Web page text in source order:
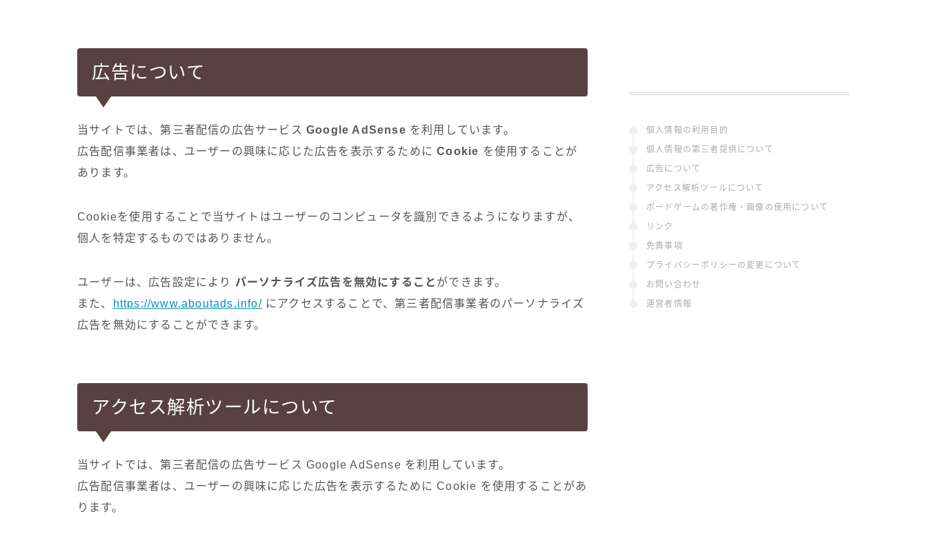
広告について
当サイトでは、第三者配信の広告サービス Google AdSense を利用しています。
広告配信事業者は、ユーザーの興味に応じた広告を表示するためにCookie を使用することが
あります。
Cookieを使用することで当サイトはユーザーのコンピュータを識別できるようになりますが、
個人を特定するものではありません。
ユーザーは、広告設定により パーソナライズ広告を無効にすること ができます。
また、
https://www.aboutads.info/にアクセスすることで、第三者配信事業者のパーソナライズ
広告を無効にすることができます。
アクセス解析ツールについて
当サイトでは、第三者配信の広告サービス Google AdSense を利用しています。
広告配信事業者は、ユーザーの興味に応じた広告を表示するために Cookie を使用することがあ
ります。
個人情報の利用目的
個人情報の第三者提供について
広告について
アクセス解析ツールについて
ボードゲームの著作権・画像の使用について
リンク
免責事項
プライバシーポリシーの変更について
お問い合わせ
運営者情報